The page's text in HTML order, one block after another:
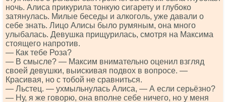
ночь. Алиса прикурила тонкую сигарету и глубоко
затянулась. Милые беседы и алкоголь, уже давали о
себе знать. Лицо Алисы было румяным, она много
улыбалась. Девушка прищурилась, смотря на Максима
стоящего напротив.
— Как тебе Роза?
— В смысле? — Максим внимательно оценил взгляд
своей девушки, выискивая подвох в вопросе. —
Красивая, но с тобой не сравниться.
— Льстец. — ухмыльнулась Алиса, — А если серьёзно?
— Ну, я же говорю, она вполне себе ничего, но у меня